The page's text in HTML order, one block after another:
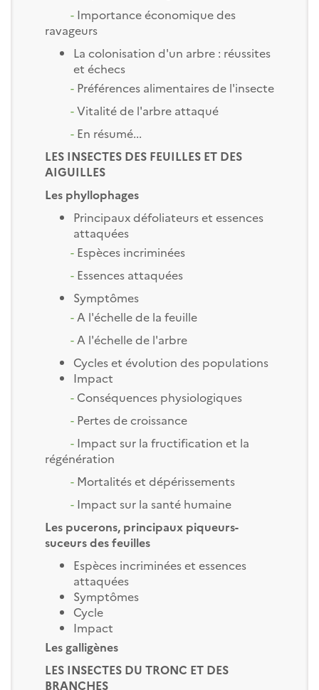
-Importance économique des
ravageurs
La colonisation d'un arbre : réussites
et échecs
-Préférences alimentaires de l'insecte
-Vitalité de l'arbre attaqué
-En résumé...
LES INSECTES DES FEUILLES ET DES
AIGUILLES
Les phyllophages
Principaux défoliateurs et essences
attaquées
-Espèces incriminées
-Essences attaquées
Symptômes
-A l'échelle de la feuille
-A l'échelle de l'arbre
Cycles et évolution des populations
Impact
-Conséquences physiologiques
-Pertes de croissance
- Impact sur la fructification et la
régénération
-Mortalités et dépérissements
- Impact sur la santé humaine
Les pucerons, principaux piqueurs-
suceurs des feuilles
Espèces incriminées et essences
attaquées
Symptômes
Cycle
Impact
Les galligènes
LES INSECTES DU TRONC ET DES
BRANCHES